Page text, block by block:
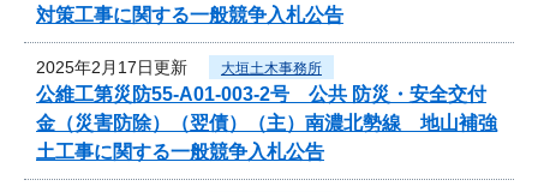
対策工事に関する一般競争入札公告
2025年2月17日更新 大垣土木事務所
公維工第災防55-A01-003-2号 公共 防災・安全交付
金（災害防除）（翌債）（主）南濃北勢線 地山補強
土工事に関する一般競争入札公告